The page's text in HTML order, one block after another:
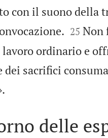
con il suono della


25 Non
lavoro ordinario e
dei sacrifici
delle